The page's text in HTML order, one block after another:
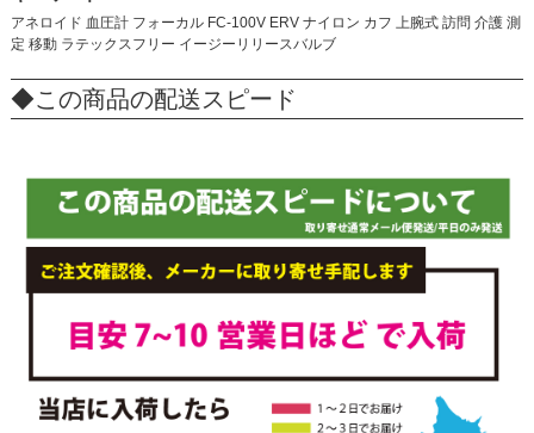
アネロイド 血圧計 フォーカル FC-100V ERV ナイロン カフ 上腕式 訪問 介護 測
定 移動 ラテックスフリー イージーリリースバルブ
◆この商品の配送スピード